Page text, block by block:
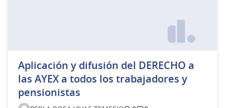
Aplicación y difusión del DERECHO a
las AYEX a todos los trabajadores y
pensionistas